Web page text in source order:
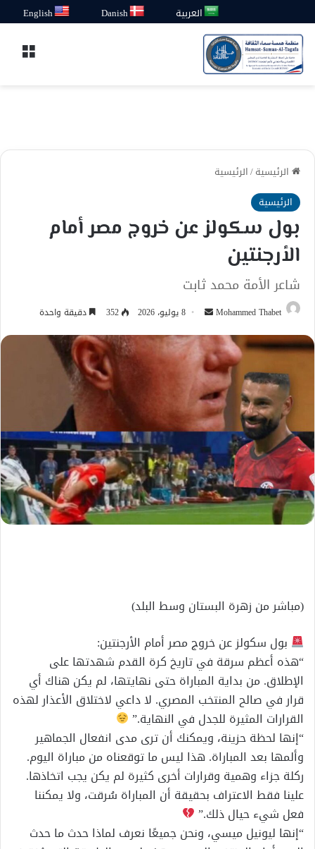
العربية Danish
English
الرئيسية/الرئيسية
الرئيسية
بول سكولز عن خروج مصر أمام
الأرجنتين
شاعر الأمة محمد ثابت
Mohammed Thabet
أرسل
إلكترونيا
8 يوليو، 2026 352 دقيقة واحدة
(مباشر من زهرة البستان وسط البلد)
بول سكولز عن خروج مصر أمام الأرجنتين:
“هذه أعظم سرقة في تاريخ كرة القدم شهدتها على
الإطلاق. من بداية المباراة حتى نهايتها، لم يكن هناك أي
قرار في صالح المنتخب المصري. لا داعي لاختلاق الأعذار لهذه
القرارات المثيرة للجدل في النهاية.”
“إنها لحظة حزينة، ويمكنك أن ترى مدى انفعال الجماهير
وألمها بعد المباراة. هذا ليس ما توقعناه من مباراة اليوم.
ركلة جزاء وهمية وقرارات أخرى كثيرة لم يكن يجب اتخاذها.
علينا فقط الاعتراف بحقيقة أن المباراة سُرقت، ولا يمكننا
فعل شيء حيال ذلك.”
“إنها ليونيل ميسي، ونحن جميعًا نعرف لماذا حدث ما حدث